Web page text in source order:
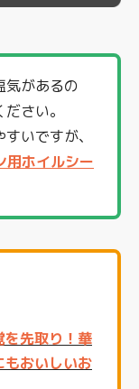
気があるの
さい。
いですが、
用ホイルシー
を先取り！華
もおいしいお